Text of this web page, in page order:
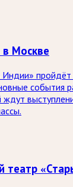
Москве
события
ждут
театр